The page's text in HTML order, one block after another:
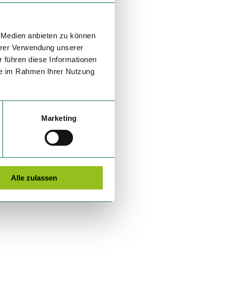
anbieten zu können
Verwendung unserer
führen diese Informationen
im Rahmen Ihrer Nutzung
Marketing
Alle zulassen